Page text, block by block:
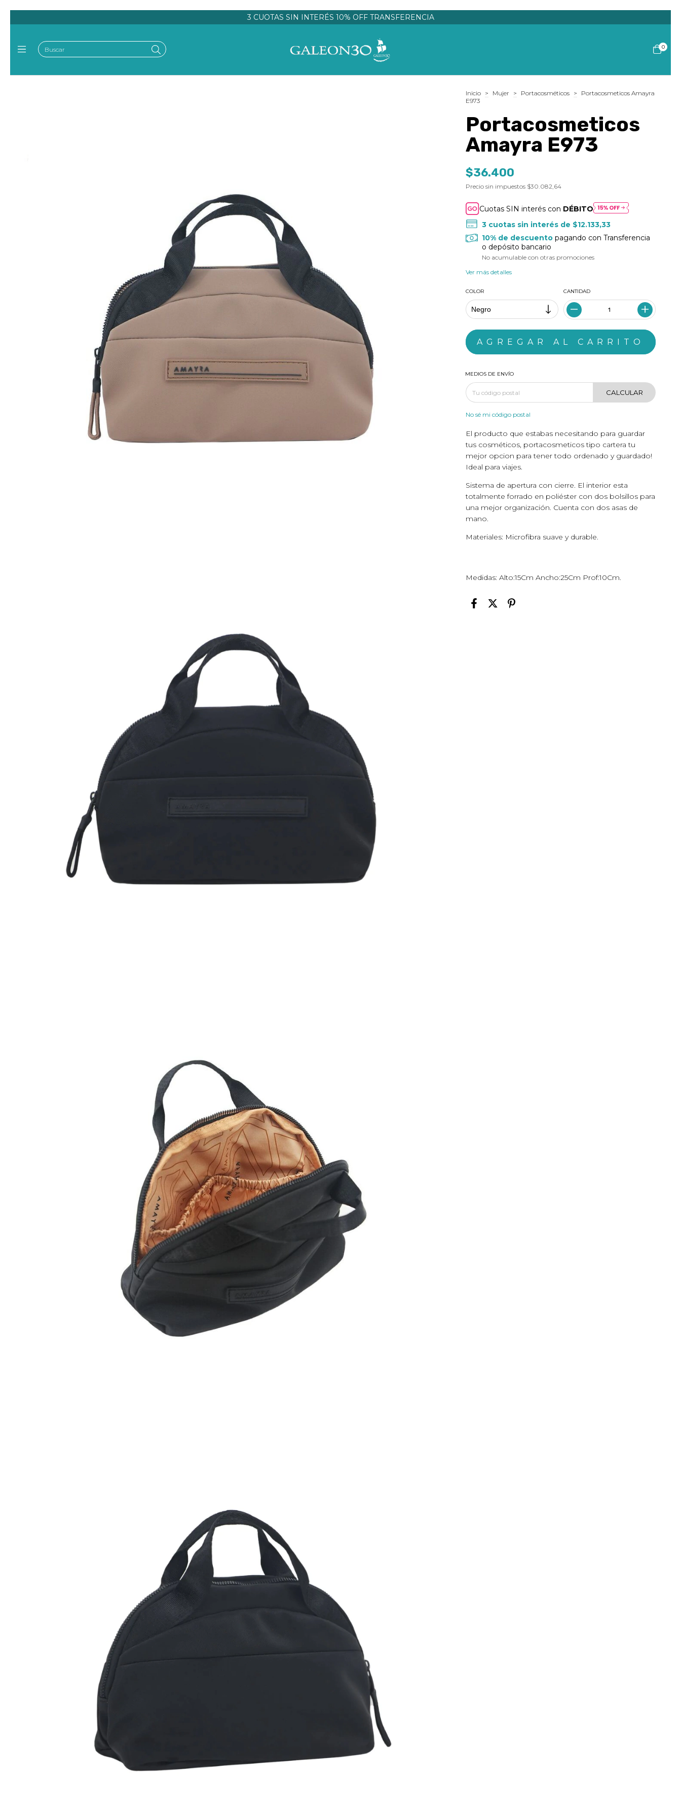
3 CUOTAS SIN INTERÉS 10% OFF TRANSFERENCIA
0
Inicio > Mujer > Portacosméticos >
Portacosmeticos Amayra
E973
Portacosmeticos
Amayra E973
$36.400
Precio sin impuestos $30.082,64
Cuotas SIN interés con DÉBITO
3 cuotas sin interés de $12.133,33
10% de descuentopagando con Transferencia
o depósito bancario
No acumulable con otras promociones
Ver más detalles
COLOR CANTIDAD
MEDIOS DE ENVÍO
CALCULAR
No sé mi código postal
El producto que estabas necesitando para guardar
tus cosméticos, portacosmeticos tipo cartera tu
mejor opcion para tener todo ordenado y guardado!
Ideal para viajes.
Sistema de apertura con cierre. El interior esta
totalmente forrado en poliéster con dos bolsillos para
una mejor organización. Cuenta con dos asas de
mano.
Materiales: Microfibra suave y durable.
Medidas: Alto:15Cm Ancho:25Cm Prof:10Cm.